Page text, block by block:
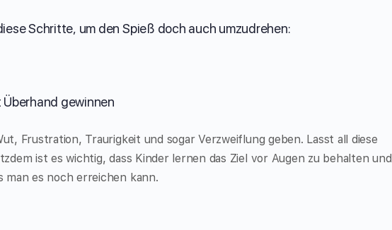
Schritte, um den Spieß doch auch umzudrehen:
gewinnen
Frustration, Traurigkeit und sogar Verzweiflung geben. Lasst all diese
ist es wichtig, dass Kinder lernen das Ziel vor Augen zu behalten und
man es noch erreichen kann.